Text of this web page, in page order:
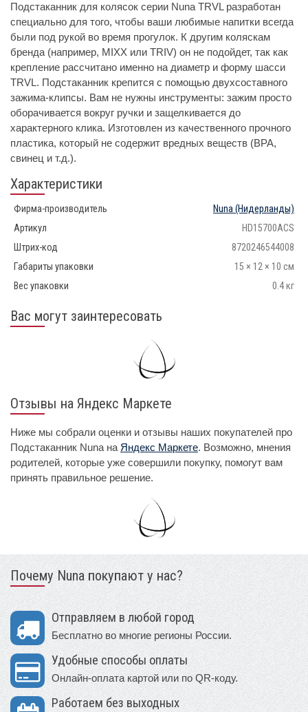
Подстаканник для колясок серии Nuna TRVL разработан
специально для того, чтобы ваши любимые напитки всегда
были под рукой во время прогулок. К другим коляскам
бренда (например, MIXX или TRIV) он не подойдет, так как
крепление рассчитано именно на диаметр и форму шасси
TRVL. Подстаканник крепится с помощью двухсоставного
зажима-клипсы. Вам не нужны инструменты: зажим просто
оборачивается вокруг ручки и защелкивается до
характерного клика. Изготовлен из качественного прочного
пластика, который не содержит вредных веществ (BPA,
свинец и т.д.).
Характеристики
Фирма-производитель Nuna(Нидерланды)
Артикул
HD15700ACS
Штрих-код
8720246544008
Габариты упаковки
15 × 12 × 10 см
Вес упаковки
0.4 кг
Вас могут заинтересовать
Отзывы на Яндекс Маркете
Ниже мы собрали оценки и отзывы наших покупателей про
Подстаканник Nuna на Яндекс Маркете. Возможно, мнения
родителей, которые уже совершили покупку, помогут вам
принять правильное решение.
Почему Nuna покупают у нас?
Отправляем в любой город
Бесплатно во многие регионы России.
Удобные способы оплаты
Онлайн-оплата картой или по QR-коду.
Работаем без выходных